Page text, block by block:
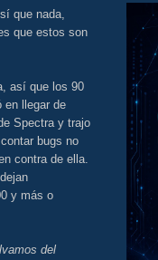
que nada,
que estos son
así que los 90
en llegar de
Spectra y trajo
bugs no
contra de ella.
y más o
del